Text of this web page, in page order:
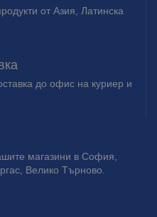
от Азия, Латинска
до офис на куриер и
магазини в София,
Велико Търново.